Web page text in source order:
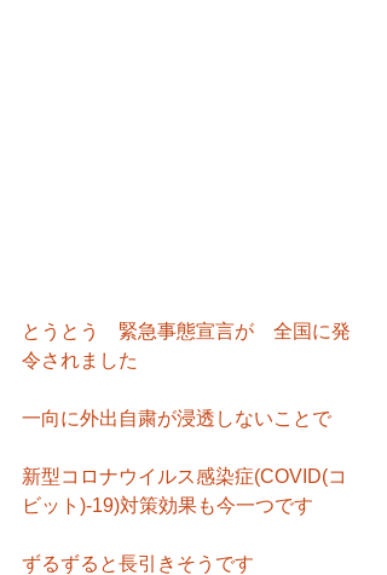
とうとう　緊急事態宣言が　全国に発
令されました
一向に外出自粛が浸透しないことで
新型コロナウイルス感染症(COVID(コ
ビット)-19)対策効果も今一つです
ずるずると長引きそうです